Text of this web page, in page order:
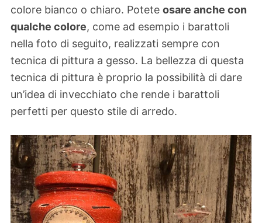
colore bianco o chiaro. Potete osare anche con
qualche colore, come ad esempio i barattoli
nella foto di seguito, realizzati sempre con
tecnica di pittura a gesso. La bellezza di questa
tecnica di pittura è proprio la possibilità di dare
un’idea di invecchiato che rende i barattoli
perfetti per questo stile di arredo.